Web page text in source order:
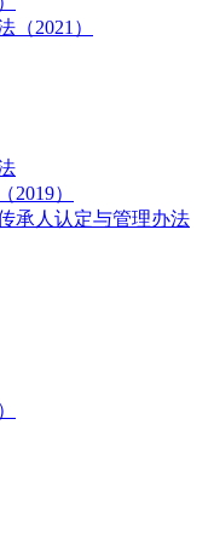
2021）
）
承人认定与管理办法